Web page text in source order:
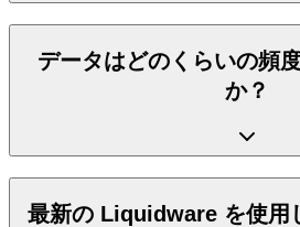
データはどのくらいの頻
か？
最新の Liquidware を使用